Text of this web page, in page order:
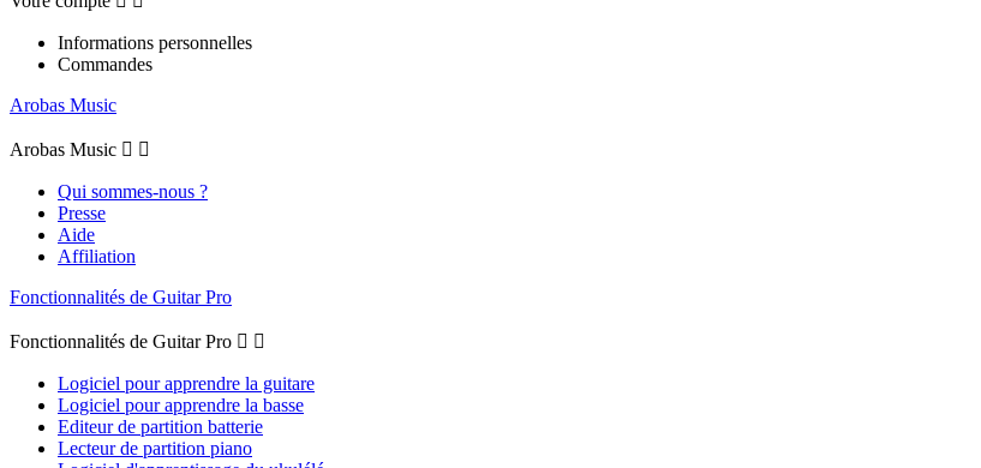
Informations personnelles
Commandes
Arobas Music
Arobas Music  
Qui sommes-nous ?
Presse
Aide
Affiliation
Fonctionnalités de Guitar Pro
Fonctionnalités de Guitar Pro  
Logiciel pour apprendre la guitare
Logiciel pour apprendre la basse
Editeur de partition batterie
Lecteur de partition piano